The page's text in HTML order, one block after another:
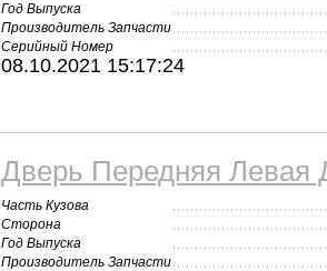
Год Выпуска
Производитель Запчасти
Серийный Номер
08.10.2021 15:17:24
Дверь Передняя Левая
Часть Кузова
Сторона
Год Выпуска
Производитель Запчасти